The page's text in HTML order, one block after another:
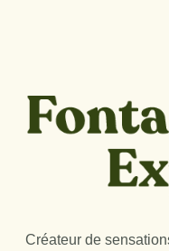
Créateur de